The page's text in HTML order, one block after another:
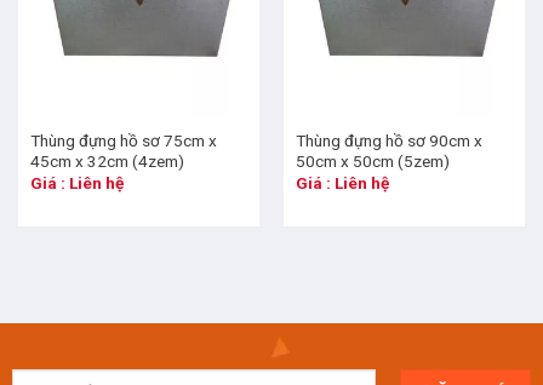
Thùng đựng hồ sơ 75cm x
45cm x 32cm (4zem)
Giá : Liên hệ
Thùng đựng hồ sơ 90cm x
50cm x 50cm (5zem)
Giá : Liên hệ